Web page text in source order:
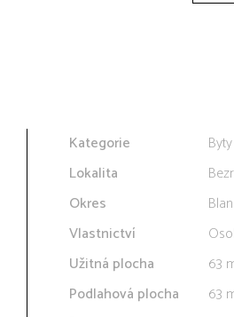
Kategorie
Lokalita
Okres
Vlastnictví
Užitná plocha
63
Podlahová plocha
63